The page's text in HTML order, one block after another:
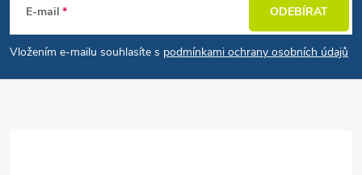
E-mail
Vložením e-mailu souhlasíte s podmínkami ochrany osobních údajů
ODEBÍRAT